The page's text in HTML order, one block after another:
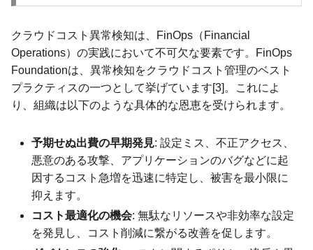
クラウドコスト異常検知は、FinOps（Financial
Operations）の実践において不可欠な要素です。FinOps
Foundationは、異常検知をクラウドコスト管理のベスト
プラクティスの一つとして挙げています[3]。これによ
り、組織は以下のような具体的な恩恵を受けられます。
予期せぬ出費の早期発見: 設定ミス、不正アクセス、
悪意のある攻撃、アプリケーションのバグなどに起
因するコスト急増を迅速に特定し、被害を最小限に
抑えます。
コスト最適化の機会: 無駄なリソースや非効率な設定
を発見し、コスト削減に繋がる改善を促します。